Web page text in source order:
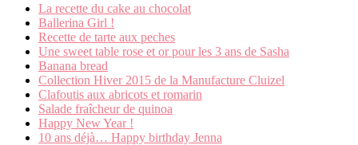
La recette du cake au chocolat
Ballerina Girl !
Recette de tarte aux peches
Une sweet table rose et or pour les 3 ans de Sasha
Banana bread
Collection Hiver 2015 de la Manufacture Cluizel
Clafoutis aux abricots et romarin
Salade fraîcheur de quinoa
Happy New Year !
10 ans déjà… Happy birthday Jenna